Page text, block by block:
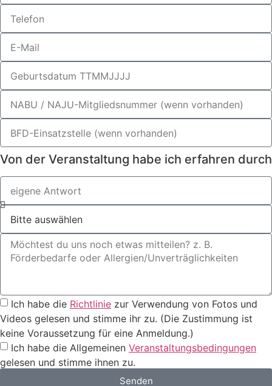
Von der Veranstaltung habe ich erfahren durch
Ich habe die Richtlinie zur Verwendung von Fotos und
Videos gelesen und stimme ihr zu. (Die Zustimmung ist
keine Voraussetzung für eine Anmeldung.)
Ich habe die Allgemeinen Veranstaltungsbedingungen
gelesen und stimme ihnen zu.
Senden